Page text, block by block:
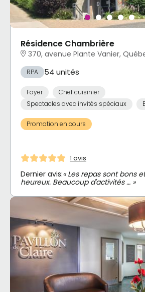
Résidence Chambrière
370, avenue Plante Vanier,
RPA 54 unités
Foyer
Chef cuisinier
Spectacles avec invités spéciaux
Promotion en cours
1 avis
Dernier avis:« Les repas sont bons
heureux. Beaucoup d'activités … »